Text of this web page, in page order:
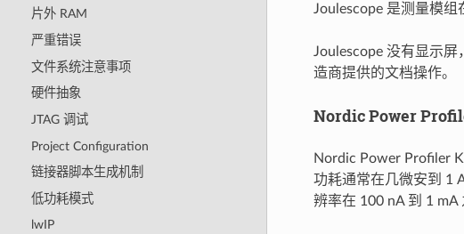
片外 RAM
严重错误
文件系统注意事项
硬件抽象
JTAG 调试
Project Configuration
链接器脚本生成机制
低功耗模式
lwIP
Joulescope 是测量模组
Joulescope 没有显示
造商提供的文档操作。
Nordic Power
Nordic Power Profiler
功耗通常在几微安到 1
辨率在 100 nA 到 1 mA